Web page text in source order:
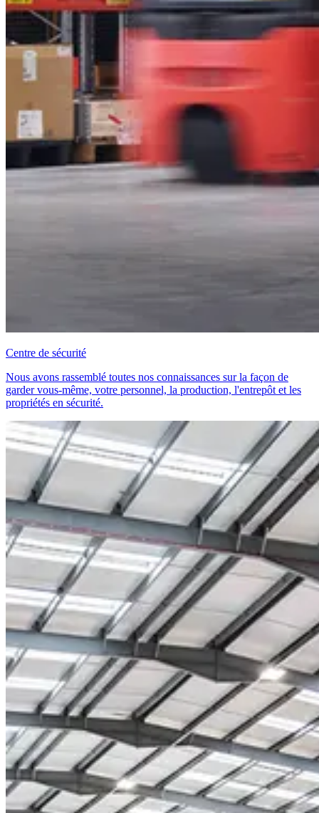
Centre de sécurité
Nous avons rassemblé toutes nos connaissances sur la façon de
garder vous-même, votre personnel, la production, l'entrepôt et les
propriétés en sécurité.